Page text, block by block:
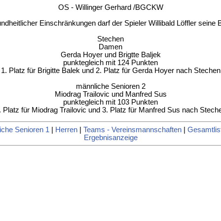
OS - Willinger Gerhard /BGCKW
Einschränkungen darf der Spieler Willibald Löffler seine
Stechen
Damen
Gerda Hoyer und Brigtte Baljek
punktegleich mit 124 Punkten
1. Platz für Brigitte Balek und 2. Platz für Gerda Hoyer nach Stechen
männliche Senioren 2
Miodrag Trailovic und Manfred Sus
punktegleich mit 103 Punkten
Platz für Miodrag Trailovic und 3. Platz für Manfred Sus nach
Senioren 1 Herren Teams - Vereinsmannschaften
Ergebnisanzeige